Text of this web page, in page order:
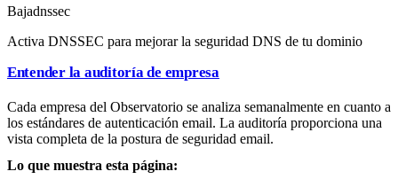
Bajadnssec
Activa DNSSEC para mejorar la seguridad DNS de tu dominio
Entender la auditoría de empresa
Cada empresa del Observatorio se analiza semanalmente en cuanto a
los estándares de autenticación email. La auditoría proporciona una
vista completa de la postura de seguridad email.
Lo que muestra esta página: